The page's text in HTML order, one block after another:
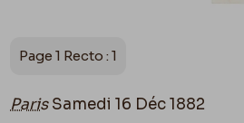
Page 1 Recto : 1
ParisSamedi 16 Déc 1882